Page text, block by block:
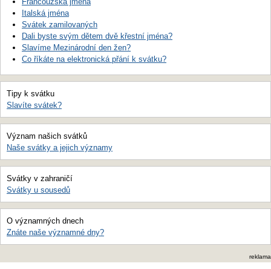
Italská jména
Svátek zamilovaných
Dali byste svým dětem dvě křestní jména?
Slavíme Mezinárodní den žen?
Co říkáte na elektronická přání k svátku?
Tipy k svátku
Slavíte svátek?
Význam našich svátků
Naše svátky a jejich významy
Svátky v zahraničí
Svátky u sousedů
O významných dnech
Znáte naše významné dny?
reklama